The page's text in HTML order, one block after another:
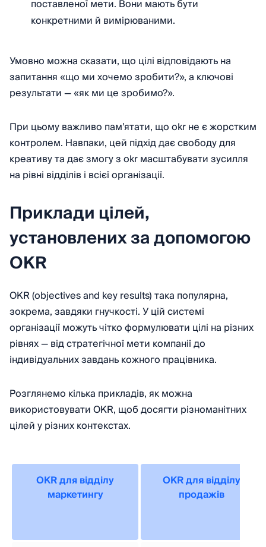
поставленої мети. Вони мають бути
конкретними й вимірюваними.
Умовно можна сказати, що цілі відповідають на
запитання «що ми хочемо зробити?», а ключові
результати — «як ми це зробимо?».
При цьому важливо пам’ятати, що okr не є жорстким
контролем. Навпаки, цей підхід дає свободу для
креативу та дає змогу з okr масштабувати зусилля
на рівні відділів і всієї організації.
Приклади цілей,
установлених за допомогою
OKR
OKR (objectives and key results) така популярна,
зокрема, завдяки гнучкості. У цій системі
організації можуть чітко формулювати цілі на різних
рівнях — від стратегічної мети компанії до
індивідуальних завдань кожного працівника.
Розглянемо кілька прикладів, як можна
використовувати OKR, щоб досягти різноманітних
цілей у різних контекстах.
OKR для відділу
маркетингу
OKR для відділу
продажів